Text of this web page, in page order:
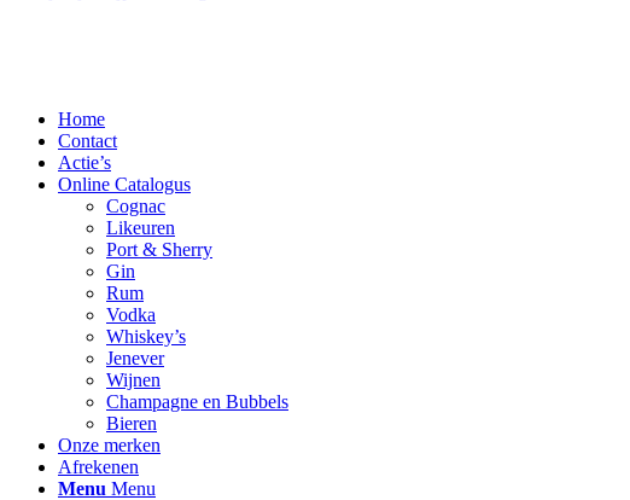
Home
Contact
Actie’s
Online Catalogus
Cognac
Likeuren
Port & Sherry
Gin
Rum
Vodka
Whiskey’s
Jenever
Wijnen
Champagne en Bubbels
Bieren
Onze merken
Afrekenen
Menu Menu